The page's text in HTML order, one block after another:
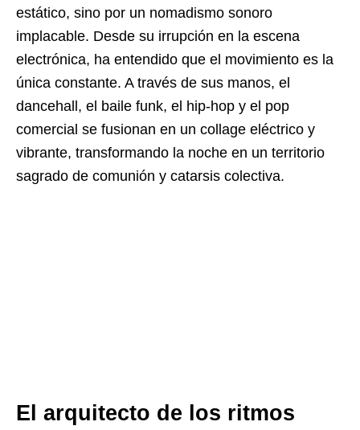
estático, sino por un nomadismo sonoro
implacable. Desde su irrupción en la escena
electrónica, ha entendido que el movimiento es la
única constante. A través de sus manos, el
dancehall, el baile funk, el hip-hop y el pop
comercial se fusionan en un collage eléctrico y
vibrante, transformando la noche en un territorio
sagrado de comunión y catarsis colectiva.
El arquitecto de los ritmos